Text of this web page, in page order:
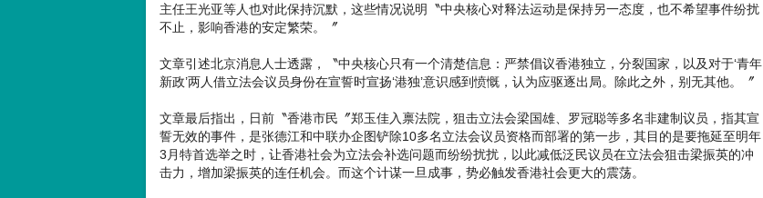
主任王光亚等人也对此保持沉默，这些情况说明〝中央核心对释法运动是保持另一态度，也不希望事件纷扰
不止，影响香港的安定繁荣。〞
文章引述北京消息人士透露，〝中央核心只有一个清楚信息：严禁倡议香港独立，分裂国家，以及对于‘青年
新政’两人借立法会议员身份在宣誓时宣扬‘港独’意识感到愤慨，认为应驱逐出局。除此之外，别无其他。〞
文章最后指出，日前〝香港市民〞郑玉佳入禀法院，狙击立法会梁国雄、罗冠聪等多名非建制议员，指其宣
誓无效的事件，是张德江和中联办企图铲除10多名立法会议员资格而部署的第一步，其目的是要拖延至明年
3月特首选举之时，让香港社会为立法会补选问题而纷纷扰扰，以此减低泛民议员在立法会狙击梁振英的冲
击力，增加梁振英的连任机会。而这个计谋一旦成事，势必触发香港社会更大的震荡。